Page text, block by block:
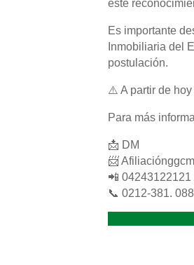
este
Es importante
Inmobiliaria del
postulación.
⚠️ A partir de
Para más
📩 DM
📨 Afiliació
📲
📞 0212-381.